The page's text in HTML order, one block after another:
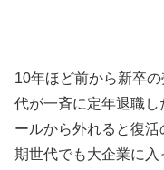
10年ほど前から新卒
代が一斉に定年退職
ールから外れると復
期世代でも大企業に